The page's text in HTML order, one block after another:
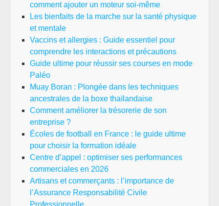
comment ajouter un moteur soi-même
Les bienfaits de la marche sur la santé physique
et mentale
Vaccins et allergies : Guide essentiel pour
comprendre les interactions et précautions
Guide ultime pour réussir ses courses en mode
Paléo
Muay Boran : Plongée dans les techniques
ancestrales de la boxe thaïlandaise
Comment améliorer la trésorerie de son
entreprise ?
Écoles de football en France : le guide ultime
pour choisir la formation idéale
Centre d’appel : optimiser ses performances
commerciales en 2026
Artisans et commerçants : l’importance de
l’Assurance Responsabilité Civile
Professionnelle